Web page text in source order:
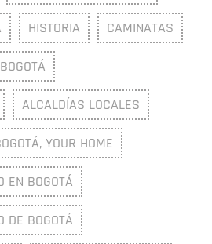
HISTORIA CAMINATAS
ALCALDÍAS LOCALES
YOUR HOME
EN BOGOTÁ
DE BOGOTÁ